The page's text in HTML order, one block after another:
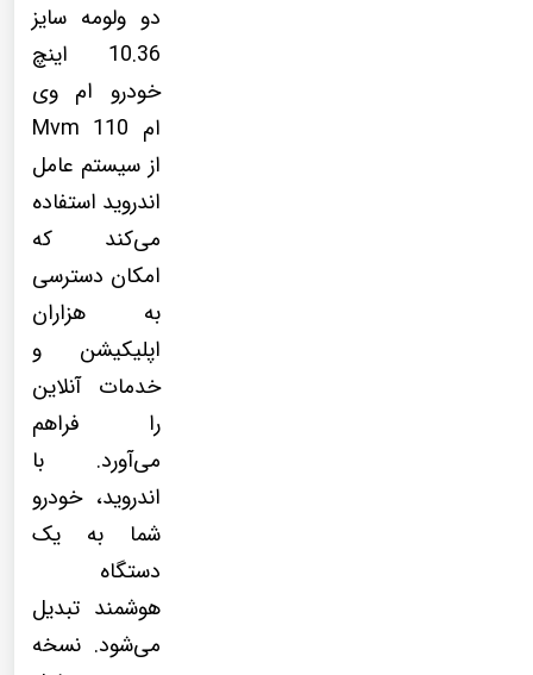
دو ولومه سایز
10.36 اینچ
خودرو ام وی
ام 110 Mvm
از سیستم عامل
اندروید استفاده
می‌کند که
امکان دسترسی
به هزاران
اپلیکیشن و
خدمات آنلاین
را فراهم
می‌آورد. با
اندروید، خودرو
شما به یک
دستگاه
هوشمند تبدیل
می‌شود. نسخه